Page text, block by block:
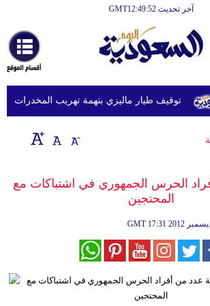
آخر تحديث GMT12:49:52
أخبارعاجلة
رياضة
ثقافة
إقتصاد
وموسيقى
توقيف طيار ماليزي بتهمة تهريب المخدرات في
الحرس الجمهوري في اشتباكات مع
المحتجين
GMT